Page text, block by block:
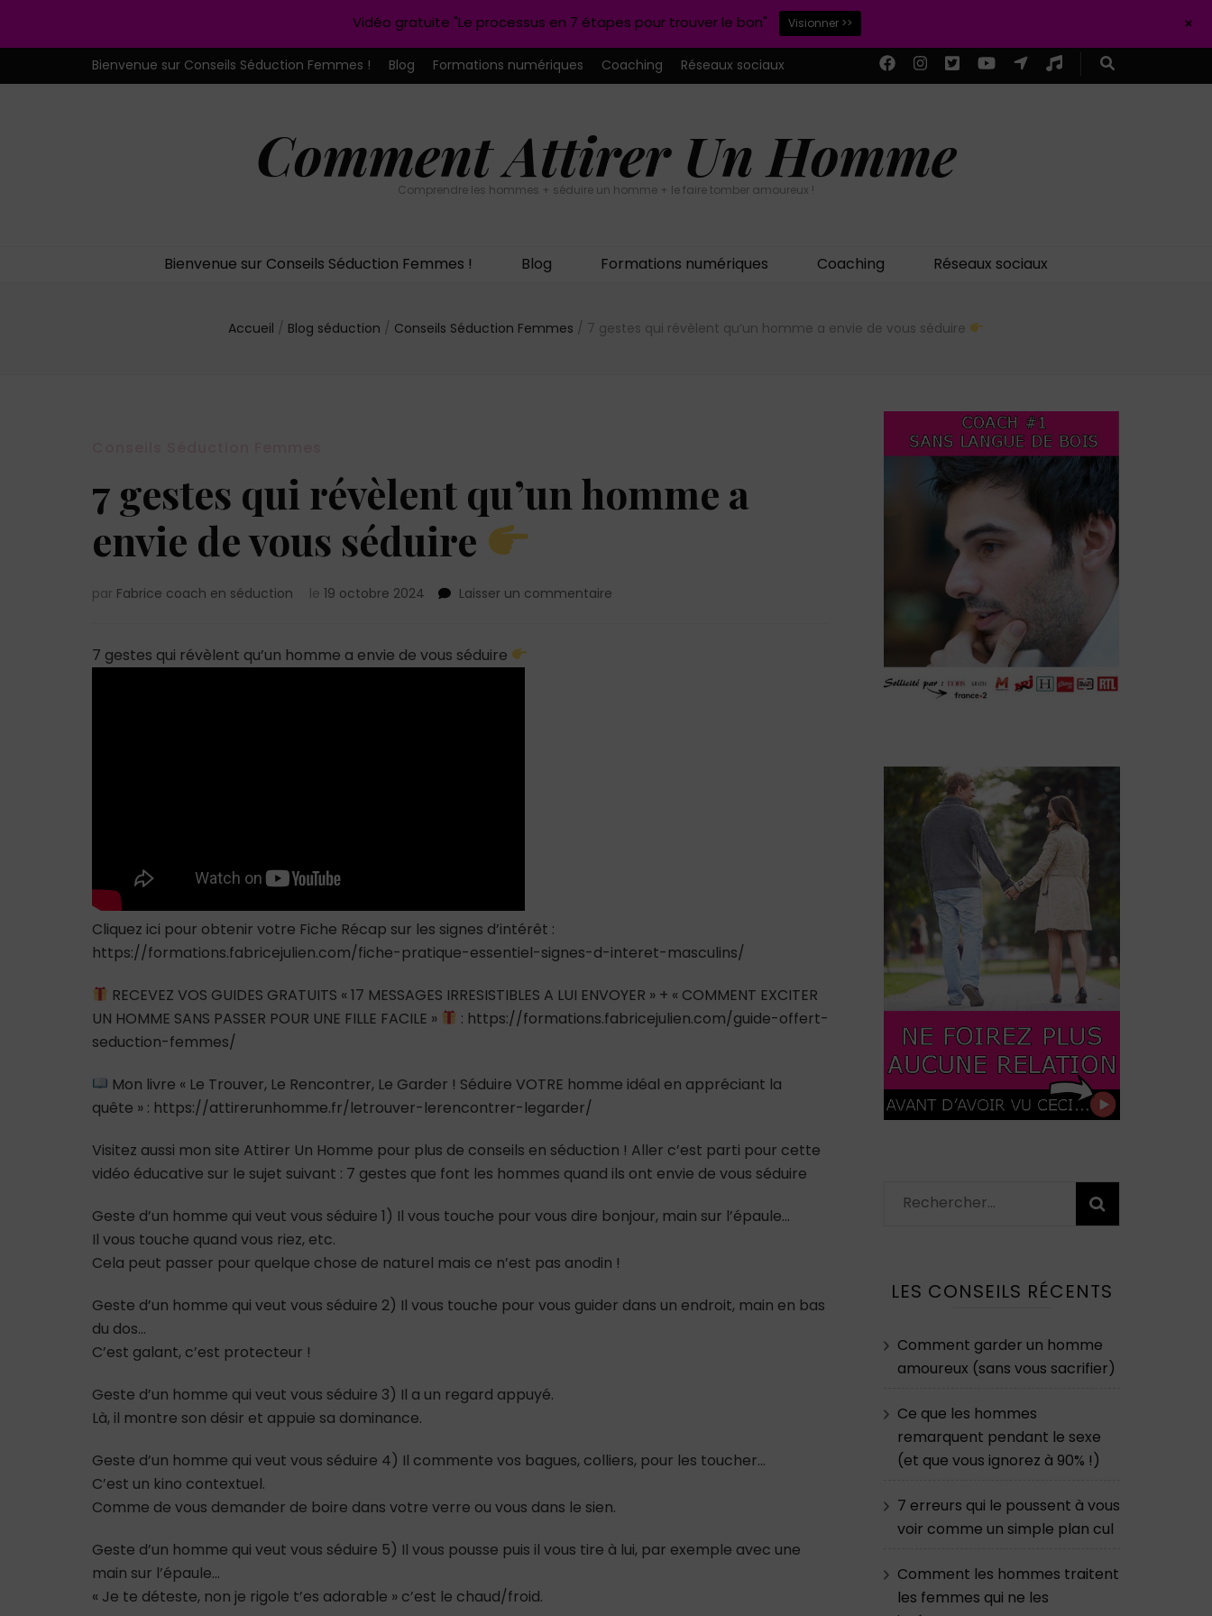
Bienvenue sur Conseils Séduction Femmes ! Blog Formations numériques Coaching Réseaux sociaux
Comment Attirer Un Homme
Comprendre les hommes + séduire un homme + le faire tomber amoureux !
Bienvenue sur Conseils Séduction Femmes ! Blog Formations numériques Coaching Réseaux sociaux
Accueil / Blog séduction / Conseils Séduction Femmes / 7 gestes qui révèlent qu’un homme a envie de vous séduire
7 gestes qui révèlent qu’un homme a
envie de vous séduire
par Fabrice coach en séduction le 19 octobre 2024 Laisser un commentaire
7 gestes qui révèlent qu’un homme a envie de vous séduire
Cliquez ici pour obtenir votre Fiche Récap sur les signes d’intérêt :
https://formations.fabricejulien.com/fiche-pratique-essentiel-signes-d-interet-masculins/
RECEVEZ VOS GUIDES GRATUITS « 17 MESSAGES IRRESISTIBLES A LUI ENVOYER » + « COMMENT EXCITER
UN HOMME SANS PASSER POUR UNE FILLE FACILE »
: https://formations.fabricejulien.com/guide-offert-
seduction-femmes/
Mon livre « Le Trouver, Le Rencontrer, Le Garder ! Séduire VOTRE homme idéal en appréciant la
quête » : https://attirerunhomme.fr/letrouver-lerencontrer-legarder/
Visitez aussi mon site Attirer Un Homme pour plus de conseils en séduction ! Aller c’est parti pour cette
vidéo éducative sur le sujet suivant : 7 gestes que font les hommes quand ils ont envie de vous séduire
Geste d’un homme qui veut vous séduire 1) Il vous touche pour vous dire bonjour, main sur l’épaule…
Il vous touche quand vous riez, etc.
Cela peut passer pour quelque chose de naturel mais ce n’est pas anodin !
Geste d’un homme qui veut vous séduire 2) Il vous touche pour vous guider dans un endroit, main en bas
du dos…
C’est galant, c’est protecteur !
Geste d’un homme qui veut vous séduire 3) Il a un regard appuyé.
Là, il montre son désir et appuie sa dominance.
Geste d’un homme qui veut vous séduire 4) Il commente vos bagues, colliers, pour les toucher…
C’est un kino contextuel.
Comme de vous demander de boire dans votre verre ou vous dans le sien.
Geste d’un homme qui veut vous séduire 5) Il vous pousse puis il vous tire à lui, par exemple avec une
main sur l’épaule…
« Je te déteste, non je rigole t’es adorable » c’est le chaud/froid.
Rechercher :
LES CONSEILS RÉCENTS
Comment garder un homme
amoureux (sans vous sacrifier)
Ce que les hommes
remarquent pendant le sexe
(et que vous ignorez à 90% !)
7 erreurs qui le poussent à vous
voir comme un simple plan cul
Comment les hommes traitent
les femmes qui ne les
Vidéo gratuite "Le processus en 7 étapes pour trouver le bon" Visionner >> +